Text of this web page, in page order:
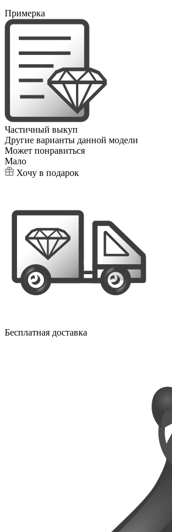
Примерка
Частичный выкуп
Другие варианты данной модели
Может понравиться
Мало
Хочу в подарок
Бесплатная доставка